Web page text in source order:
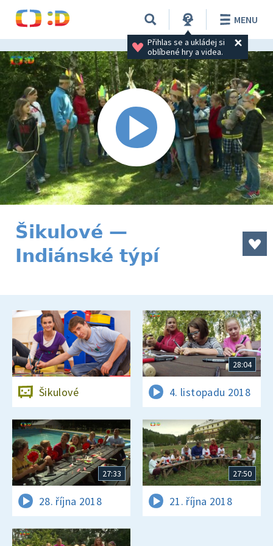
Přihlas se a ukládej si
oblíbené hry a videa.
MENU
Šikulové —
Indiánské týpí
Šikulové
28:04
4. listopadu 2018
27:33
28. října 2018
27:50
21. října 2018